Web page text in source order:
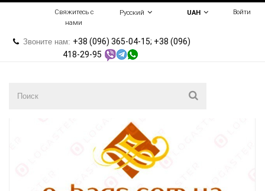
Войти
UAH
Русский
Свяжитесь с
нами
Звоните нам: +38 (096) 365-04-15; +38 (096)
418-29-95